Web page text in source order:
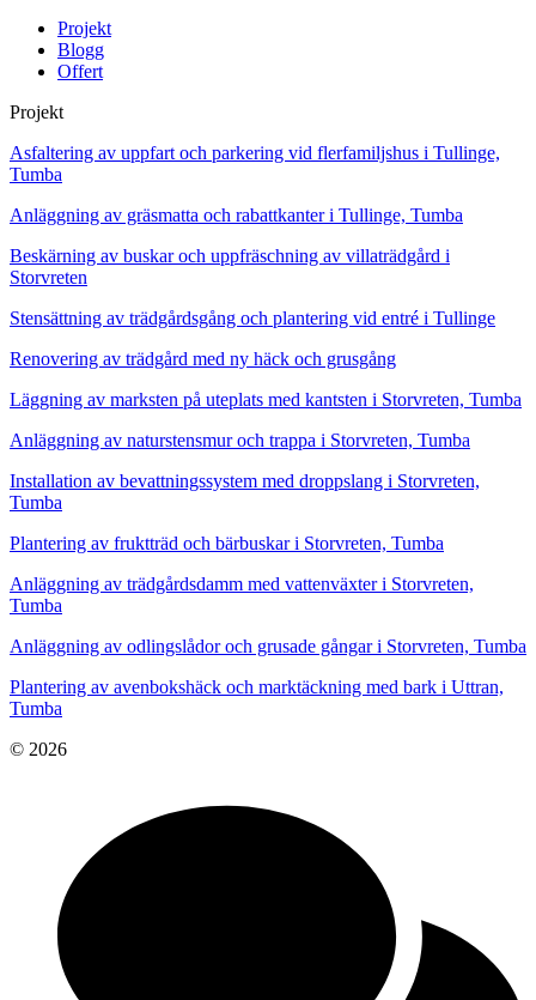
Projekt
Blogg
Offert
Projekt
Asfaltering av uppfart och parkering vid flerfamiljshus i Tullinge,
Tumba
Anläggning av gräsmatta och rabattkanter i Tullinge, Tumba
Beskärning av buskar och uppfräschning av villaträdgård i
Storvreten
Stensättning av trädgårdsgång och plantering vid entré i Tullinge
Renovering av trädgård med ny häck och grusgång
Läggning av marksten på uteplats med kantsten i Storvreten, Tumba
Anläggning av naturstensmur och trappa i Storvreten, Tumba
Installation av bevattningssystem med droppslang i Storvreten,
Tumba
Plantering av fruktträd och bärbuskar i Storvreten, Tumba
Anläggning av trädgårdsdamm med vattenväxter i Storvreten,
Tumba
Anläggning av odlingslådor och grusade gångar i Storvreten, Tumba
Plantering av avenbokshäck och marktäckning med bark i Uttran,
Tumba
© 2026